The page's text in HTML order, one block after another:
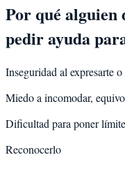
Por qué alguien
pedir ayuda
Inseguridad al expresarte
Miedo a incomodar,
Dificultad para poner
Reconocerlo